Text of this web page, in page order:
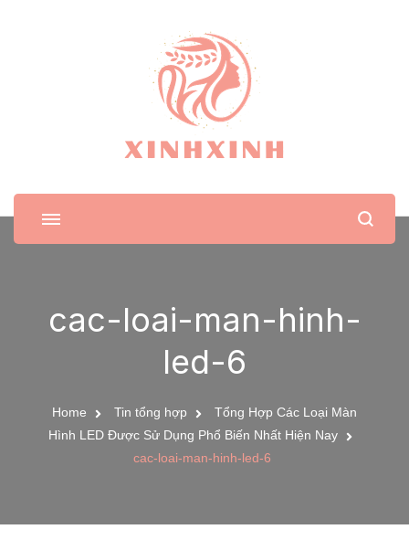
XinhXinh
Trang tin tức cho phái đẹp
cac-loai-man-hinh-
led-6
Home Tin tổng hợp
Tổng Hợp Các Loại Màn
Hình LED Được Sử Dụng Phổ Biến Nhất Hiện Nay
cac-loai-man-hinh-led-6